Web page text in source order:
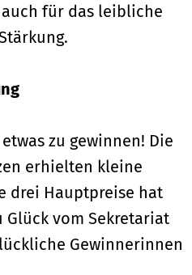
für das leibliche
zu gewinnen! Die
erhielten kleine
drei Hauptpreise hat
Glück vom Sekretariat
Gewinnerinnen